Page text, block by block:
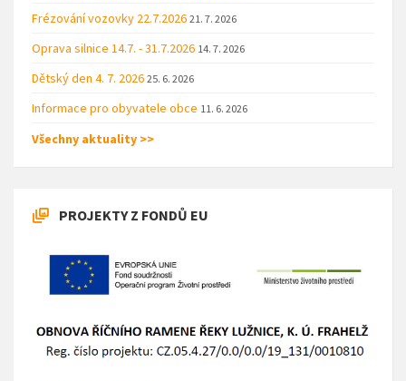
Frézování vozovky 22.7.2026 21. 7. 2026
Oprava silnice 14.7. - 31.7.2026 14. 7. 2026
Dětský den 4. 7. 2026 25. 6. 2026
Informace pro obyvatele obce 11. 6. 2026
Všechny aktuality >>
PROJEKTY Z FONDŮ EU